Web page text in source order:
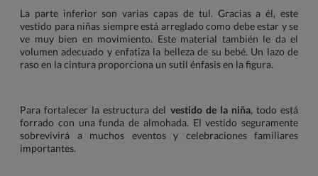
La parte inferior son varias capas de tul. Gracias a él, este
vestido para niñas siempre está arreglado como debe estar y se
ve muy bien en movimiento. Este material también le da el
volumen adecuado y enfatiza la belleza de su bebé. Un lazo de
raso en la cintura proporciona un sutil énfasis en la figura.
Para fortalecer la estructura del vestido de la niña, todo está
forrado con una funda de almohada. El vestido seguramente
sobrevivirá a muchos eventos y celebraciones familiares
importantes.